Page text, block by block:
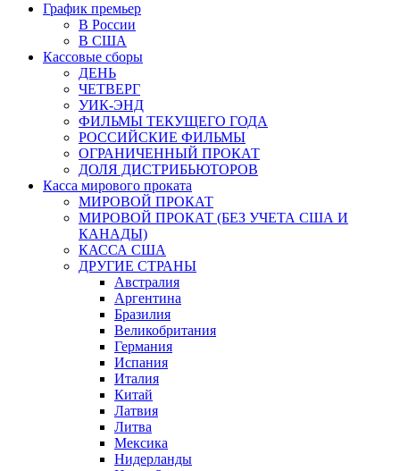
График премьер
В России
В США
Кассовые сборы
ДЕНЬ
ЧЕТВЕРГ
УИК-ЭНД
ФИЛЬМЫ ТЕКУЩЕГО ГОДА
РОССИЙСКИЕ ФИЛЬМЫ
ОГРАНИЧЕННЫЙ ПРОКАТ
ДОЛЯ ДИСТРИБЬЮТОРОВ
Касса мирового проката
МИРОВОЙ ПРОКАТ
МИРОВОЙ ПРОКАТ (БЕЗ УЧЕТА США И
КАНАДЫ)
КАССА США
ДРУГИЕ СТРАНЫ
Австралия
Аргентина
Бразилия
Великобритания
Германия
Испания
Италия
Китай
Латвия
Литва
Мексика
Нидерланды